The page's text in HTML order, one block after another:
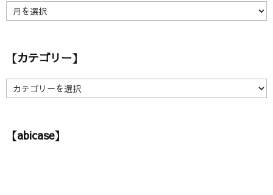
ア
イ【カテゴリー】
【
カ
リ【abicase】